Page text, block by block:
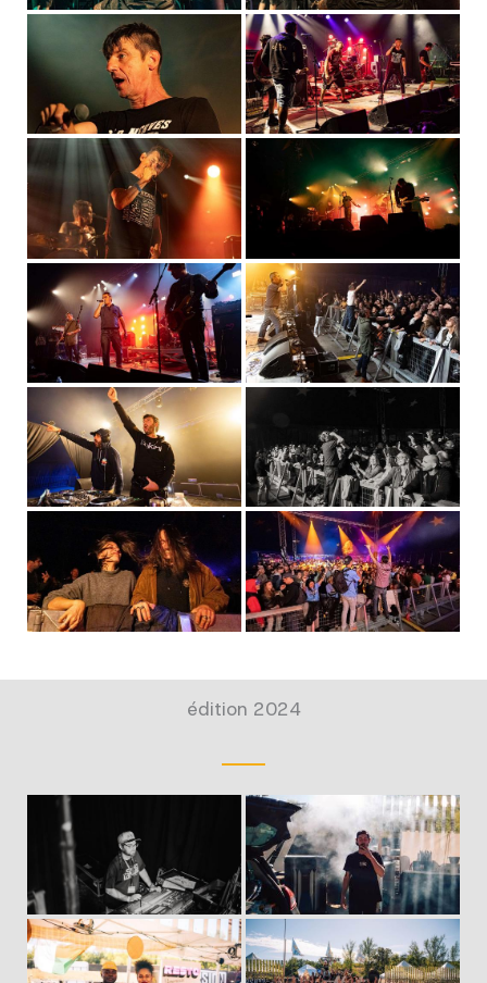
édition 2024